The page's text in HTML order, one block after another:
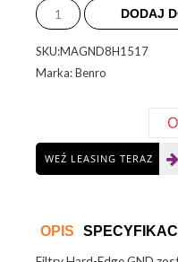
Benro,
Master
150x170
DODAJ
SKU:MAGND8H1517
Marka: Benro
WEŹ LEASING TERAZ
OPIS